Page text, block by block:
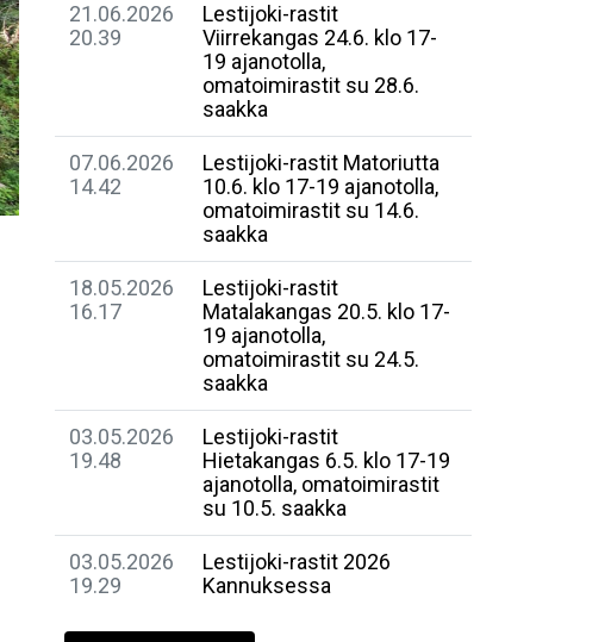
21.06.2026
20.39
Lestijoki-rastit
Viirrekangas 24.6. klo 17-
19 ajanotolla,
omatoimirastit su 28.6.
saakka
07.06.2026
14.42
Lestijoki-rastit Matoriutta
10.6. klo 17-19 ajanotolla,
omatoimirastit su 14.6.
saakka
18.05.2026
16.17
Lestijoki-rastit
Matalakangas 20.5. klo 17-
19 ajanotolla,
omatoimirastit su 24.5.
saakka
03.05.2026
19.48
Lestijoki-rastit
Hietakangas 6.5. klo 17-19
ajanotolla, omatoimirastit
su 10.5. saakka
03.05.2026
19.29
Lestijoki-rastit 2026
Kannuksessa